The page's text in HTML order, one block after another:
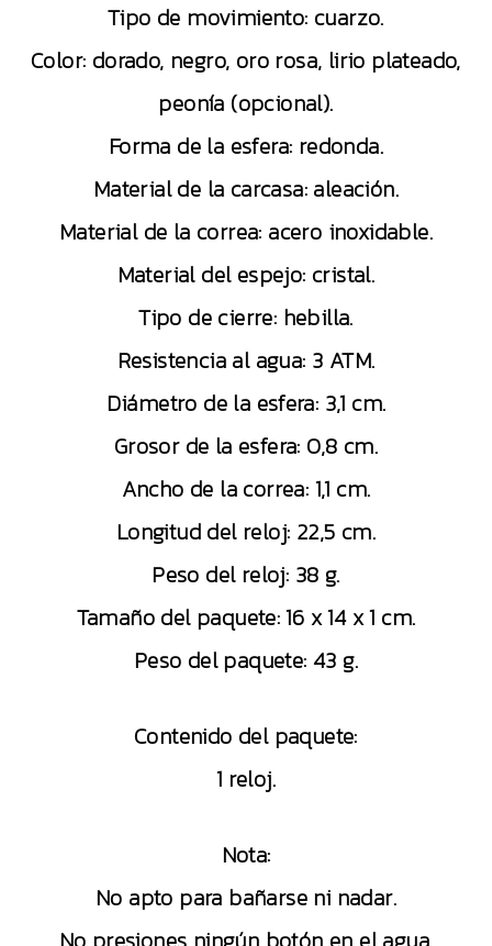
Tipo de movimiento: cuarzo.
Color: dorado, negro, oro rosa, lirio plateado,
peonía (opcional).
Forma de la esfera: redonda.
Material de la carcasa: aleación.
Material de la correa: acero inoxidable.
Material del espejo: cristal.
Tipo de cierre: hebilla.
Resistencia al agua: 3 ATM.
Diámetro de la esfera: 3,1 cm.
Grosor de la esfera: 0,8 cm.
Ancho de la correa: 1,1 cm.
Longitud del reloj: 22,5 cm.
Peso del reloj: 38 g.
Tamaño del paquete: 16 x 14 x 1 cm.
Peso del paquete: 43 g.
Contenido del paquete:
1 reloj.
Nota:
No apto para bañarse ni nadar.